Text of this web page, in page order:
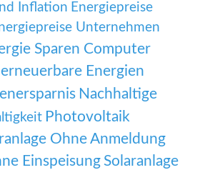
Inflation Energiepreise
Unternehmen
Sparen Computer
erneuerbare Energien
Nachhaltige
Photovoltaik
Ohne Anmeldung
Einspeisung Solaranlage